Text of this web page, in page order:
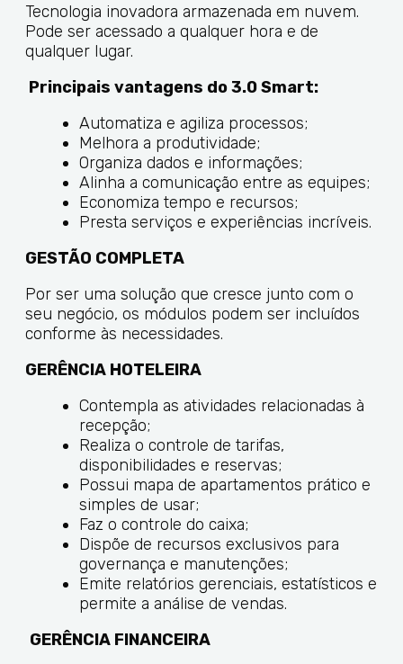
Tecnologia inovadora armazenada em nuvem.
Pode ser acessado a qualquer hora e de
qualquer lugar.
Principais vantagens do 3.0 Smart:
Automatiza e agiliza processos;
Melhora a produtividade;
Organiza dados e informações;
Alinha a comunicação entre as equipes;
Economiza tempo e recursos;
Presta serviços e experiências incríveis.
GESTÃO COMPLETA
Por ser uma solução que cresce junto com o
seu negócio, os módulos podem ser incluídos
conforme às necessidades.
GERÊNCIA HOTELEIRA
Contempla as atividades relacionadas à
recepção;
Realiza o controle de tarifas,
disponibilidades e reservas;
Possui mapa de apartamentos prático e
simples de usar;
Faz o controle do caixa;
Dispõe de recursos exclusivos para
governança e manutenções;
Emite relatórios gerenciais, estatísticos e
permite a análise de vendas.
GERÊNCIA FINANCEIRA